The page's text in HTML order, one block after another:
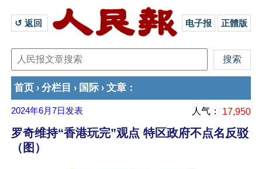
↺ 返回 电子报 正體版
首页 › 分栏目 › 国际 › 文章 ：
2024年6月7日 发表 人气： 17,950
罗奇维持“香港玩完”观点 特区政府不点名反驳
（图）